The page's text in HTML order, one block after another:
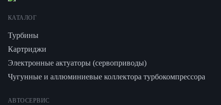
КАТАЛОГ
Турбины
Картриджи
Электронные актуаторы (сервоприводы)
Чугунные и аллюминиевые коллектора турбокомпрессора
АВТОСЕРВИС